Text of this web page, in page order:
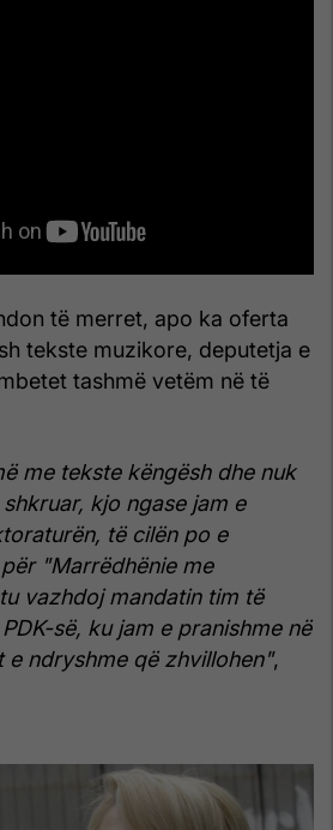
të merret, apo ka oferta
tekste muzikore, deputetja e
tashmë vetëm në të
me tekste këngësh dhe nuk
kjo ngase jam e
të cilën po e
"Marrëdhënie me
vazhdoj mandatin tim të
së, ku jam e pranishme në
e ndryshme që zhvillohen",